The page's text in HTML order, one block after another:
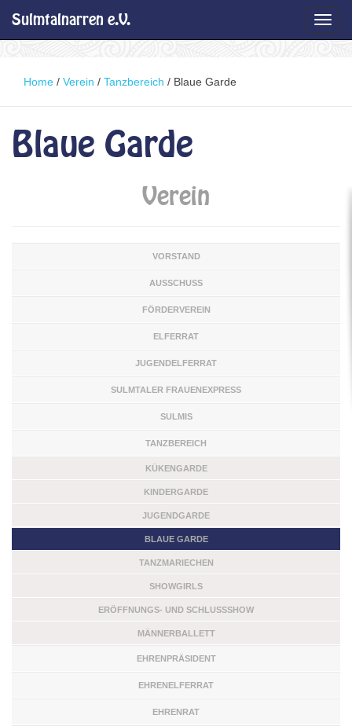
Sulmtalnarren e.V.
Home / Verein / Tanzbereich / Blaue Garde
Blaue Garde
Verein
VORSTAND
AUSSCHUSS
FÖRDERVEREIN
ELFERRAT
JUGENDELFERRAT
SULMTALER FRAUENEXPRESS
SULMIS
TANZBEREICH
KÜKENGARDE
KINDERGARDE
JUGENDGARDE
BLAUE GARDE
TANZMARIECHEN
SHOWGIRLS
ERÖFFNUNGS- UND SCHLUSSSHOW
MÄNNERBALLETT
EHRENPRÄSIDENT
EHRENELFERRAT
EHRENRAT